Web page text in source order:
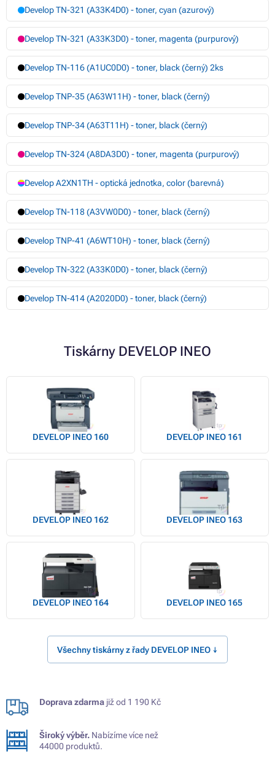
Develop TN-321 (A33K4D0) - toner, cyan (azurový)
Develop TN-321 (A33K3D0) - toner, magenta (purpurový)
Develop TN-116 (A1UC0D0) - toner, black (černý) 2ks
Develop TNP-35 (A63W11H) - toner, black (černý)
Develop TNP-34 (A63T11H) - toner, black (černý)
Develop TN-324 (A8DA3D0) - toner, magenta (purpurový)
Develop A2XN1TH - optická jednotka, color (barevná)
Develop TN-118 (A3VW0D0) - toner, black (černý)
Develop TNP-41 (A6WT10H) - toner, black (černý)
Develop TN-322 (A33K0D0) - toner, black (černý)
Develop TN-414 (A2020D0) - toner, black (černý)
Tiskárny DEVELOP INEO
DEVELOP INEO 160 DEVELOP INEO 161
DEVELOP INEO 162 DEVELOP INEO 163
DEVELOP INEO 164 DEVELOP INEO 165
Všechny tiskárny z řady DEVELOP INEO ↓
Doprava zdarma již od 1 190 Kč
Široký výběr. Nabízíme více než
44000 produktů.